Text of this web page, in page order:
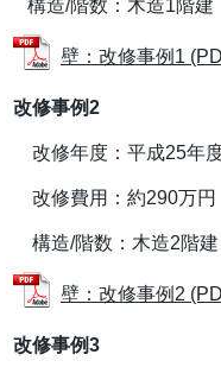
構造/階数：木造1階建
壁：改修事例1
改修事例2
改修年度：平成25年度
改修費用：約290万円
構造/階数：木造2階建
壁：改修事例2
改修事例3